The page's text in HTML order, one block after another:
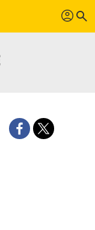
profil search